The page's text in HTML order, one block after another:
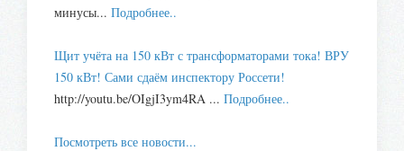
минусы... Подробнее..
Щит учёта на 150 кВт с трансформаторами тока! ВРУ
150 кВт! Сами сдаём инспектору Россети!
http://youtu.be/OIgjI3ym4RA ... Подробнее..
Посмотреть все новости...